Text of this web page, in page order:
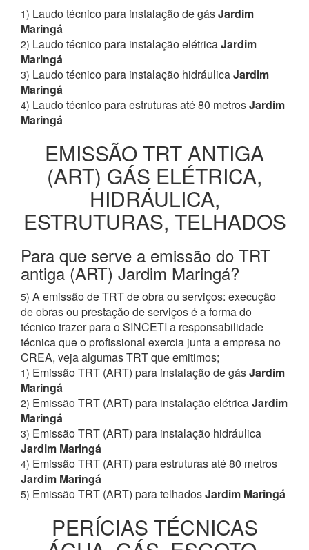
1) Laudo técnico para instalação de gásJardim
Maringá
2) Laudo técnico para instalação elétricaJardim
Maringá
3) Laudo técnico para instalação hidráulicaJardim
Maringá
4) Laudo técnico para estruturas até 80 metrosJardim
Maringá
EMISSÃO TRT ANTIGA
(ART) GÁS ELÉTRICA,
HIDRÁULICA,
ESTRUTURAS, TELHADOS
Para que serve a emissão do TRT
antiga (ART) Jardim Maringá?
5) A emissão de TRT de obra ou serviços: execução
de obras ou prestação de serviços é a forma do
técnico trazer para o SINCETI a responsabilidade
técnica que o profissional exercia junta a empresa no
CREA, veja algumas TRT que emitimos;
1) Emissão TRT (ART) para instalação de gásJardim
Maringá
2) Emissão TRT (ART) para instalação elétricaJardim
Maringá
3) Emissão TRT (ART) para instalação hidráulica
Jardim Maringá
4) Emissão TRT (ART) para estruturas até 80 metros
Jardim Maringá
5) Emissão TRT (ART) para telhadosJardim Maringá
PERÍCIAS TÉCNICAS